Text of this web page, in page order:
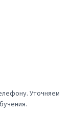
Уточняем